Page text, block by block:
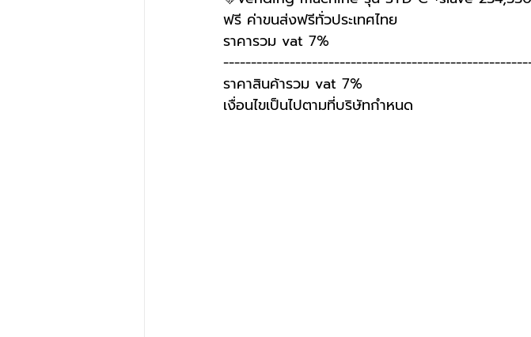
ฟรี ค่าขนส่งฟรีทั่วประเทศไทย
ราคารวม vat 7%
ราคาสินค้ารวม vat 7%
เงื่อนไขเป็นไปตามที่บริษัทกำหนด